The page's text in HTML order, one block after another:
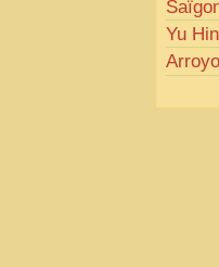
Yu